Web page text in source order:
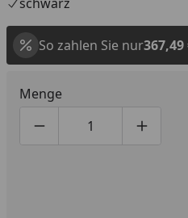
So zahlen Sie nur367,49
Menge
Produktmenge um eins
Produktmenge